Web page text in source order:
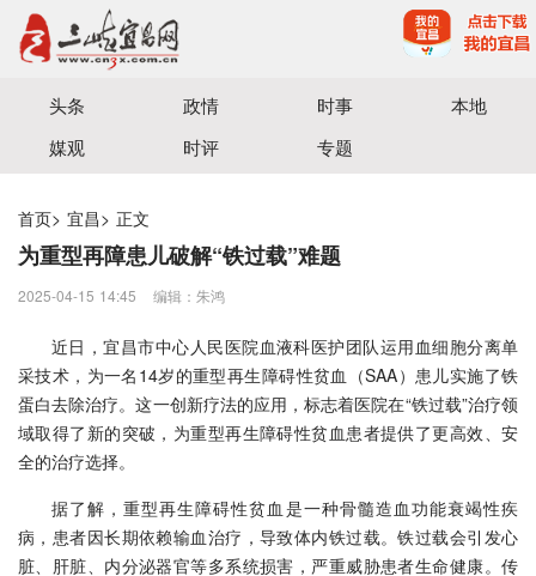
宜昌三峡融媒体中心主办
头条 政情 时事
本地
媒观
时评 专题
首页> 宜昌> 正文
为重型再障患儿破解“铁过载”难题
2025-04-15 14:45 编辑：朱鸿
近日，宜昌市中心人民医院血液科医护团队运用血细胞分离单
采技术，为一名14岁的重型再生障碍性贫血（SAA）患儿实施了铁
蛋白去除治疗。这一创新疗法的应用，标志着医院在“铁过载”治疗领
域取得了新的突破，为重型再生障碍性贫血患者提供了更高效、安
全的治疗选择。
据了解，重型再生障碍性贫血是一种骨髓造血功能衰竭性疾
病，患者因长期依赖输血治疗，导致体内铁过载。铁过载会引发心
脏、肝脏、内分泌器官等多系统损害，严重威胁患者生命健康。传